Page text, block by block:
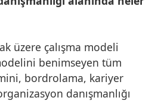
üzere çalışma modeli
benimseyen tüm
bordrolama, kariyer
danışmanlığı